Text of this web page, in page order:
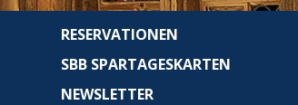
RESERVATIONEN
SBB SPARTAGESKARTEN
NEWSLETTER